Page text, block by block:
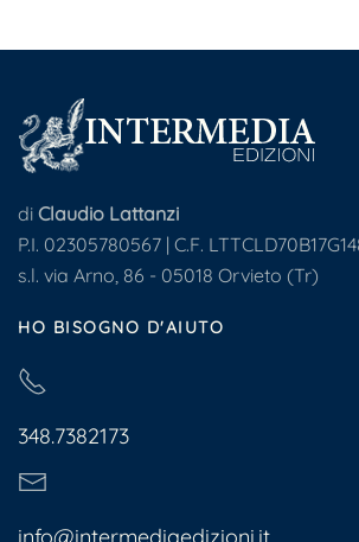
di Claudio Lattanzi
P.I. 02305780567 | C.F.
s.l. via Arno, 86 - 05018 Orvieto (Tr)
HO BISOGNO D'AIUTO
348.7382173